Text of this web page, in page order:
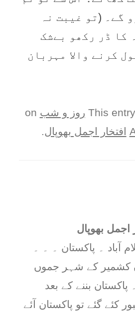
گے۔ (تو غیبت نہ
کا ڈر رکھو بےشک
کرنے والا مہربان
This روز و شب
افتخار اجمل بھوپال.
آباد ۔ پاکستان ۔ ۔ ۔
کشمیر کے شہر جموں
پاکستان بننے کے بعد
کئے گئے تو پاکستان آئے